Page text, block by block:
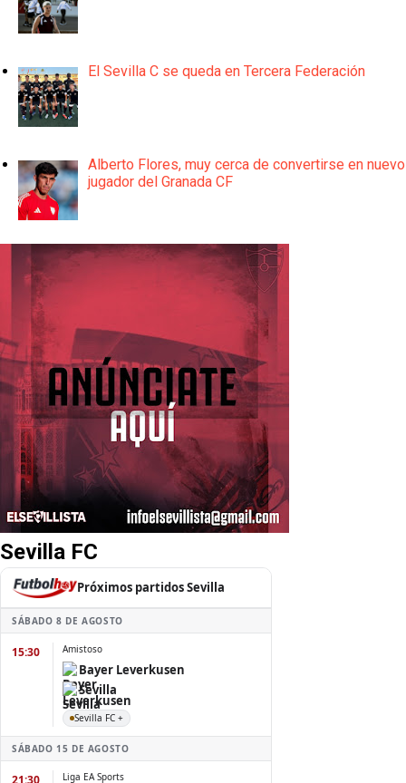
El Sevilla C se queda en Tercera Federación
Alberto Flores, muy cerca de convertirse en nuevo
jugador del Granada CF
Sevilla FC